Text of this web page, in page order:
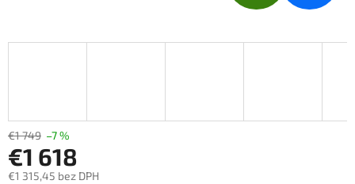
€1 749 –7 %
€1 618
€1 315,45 bez DPH